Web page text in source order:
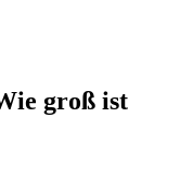
groß ist